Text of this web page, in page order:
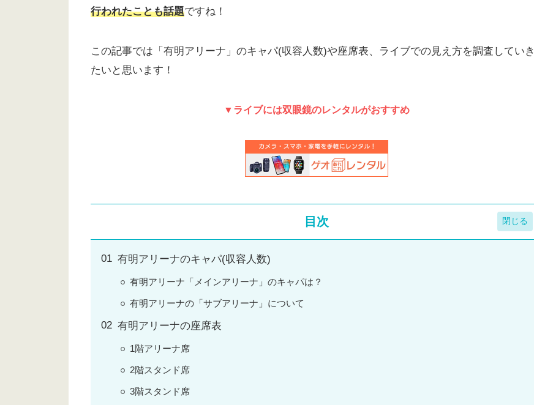
行われたことも話題ですね！
この記事では「有明アリーナ」のキャパ(収容人数)や座席表、ライブでの見え方を調査していき
たいと思います！
▼ライブには双眼鏡のレンタルがおすすめ
目次
有明アリーナのキャパ(収容人数)
有明アリーナ「メインアリーナ」のキャパは？
有明アリーナの「サブアリーナ」について
有明アリーナの座席表
1階アリーナ席
2階スタンド席
3階スタンド席